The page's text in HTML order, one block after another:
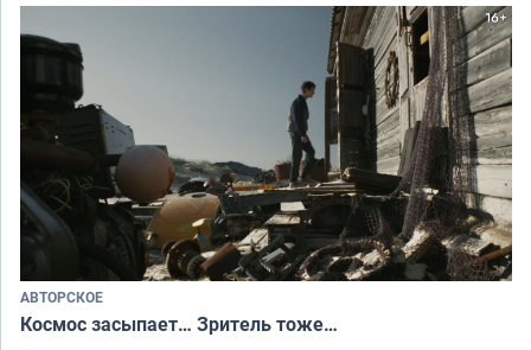
АВТОРСКОЕ
Космос засыпает… Зритель тоже…